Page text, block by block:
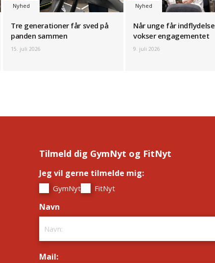
Nyhed
Tre generationer får sved på
panden sammen
15. juli 2026
Nyhed
Når unge får indflydelse
vokser engagementet
9. juli 2026
Tilmeld dig GymNyt og FitNyt
Jeg vil gerne tilmelde mig:
GymNyt FitNyt
Navn
Mail: